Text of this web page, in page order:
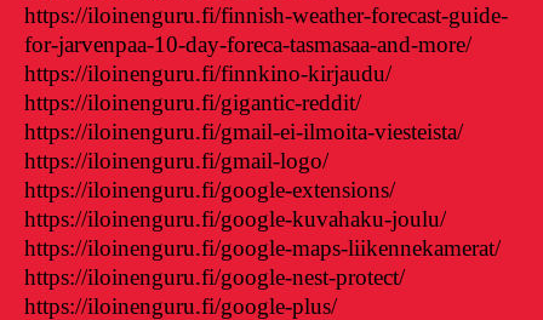
https://iloinenguru.fi/finnish-weather-forecast-guide-
for-jarvenpaa-10-day-foreca-tasmasaa-and-more/
https://iloinenguru.fi/finnkino-kirjaudu/
https://iloinenguru.fi/gigantic-reddit/
https://iloinenguru.fi/gmail-ei-ilmoita-viesteista/
https://iloinenguru.fi/gmail-logo/
https://iloinenguru.fi/google-extensions/
https://iloinenguru.fi/google-kuvahaku-joulu/
https://iloinenguru.fi/google-maps-liikennekamerat/
https://iloinenguru.fi/google-nest-protect/
https://iloinenguru.fi/google-plus/